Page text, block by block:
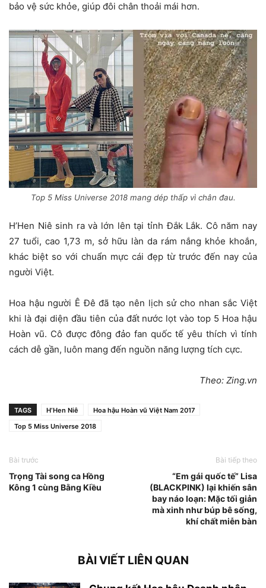
bảo vệ sức khỏe, giúp đôi chân thoải mái hơn.
Top 5 Miss Universe 2018 mang dép thấp vì chân đau.
H’Hen Niê sinh ra và lớn lên tại tỉnh Đắk Lắk. Cô năm nay
27 tuổi, cao 1,73 m, sở hữu làn da rám nắng khỏe khoắn,
khác biệt so với chuẩn mực cái đẹp từ trước đến nay của
người Việt.
Hoa hậu người Ê Đê đã tạo nên lịch sử cho nhan sắc Việt
khi là đại diện đầu tiên của đất nước lọt vào top 5 Hoa hậu
Hoàn vũ. Cô được đông đảo fan quốc tế yêu thích vì tính
cách dễ gần, luôn mang đến nguồn năng lượng tích cực.
Theo: Zing.vn
TAGS H‘Hen Niê
Hoa hậu Hoàn vũ Việt Nam 2017
Top 5 Miss Universe 2018
Bài trước
Trọng Tài song ca Hồng
Kông 1 cùng Bằng Kiều
Bài tiếp theo
“Em gái quốc tế” Lisa
(BLACKPINK) lại khiến sân
bay náo loạn: Mặc tối giản
mà xinh như búp bê sống,
khí chất miễn bàn
BÀI VIẾT LIÊN QUAN